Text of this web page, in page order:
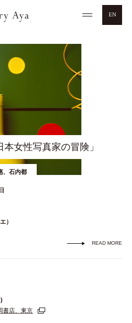
EN
女性写真家の冒険」
、石内都
水
）
READ MORE
書店、東京